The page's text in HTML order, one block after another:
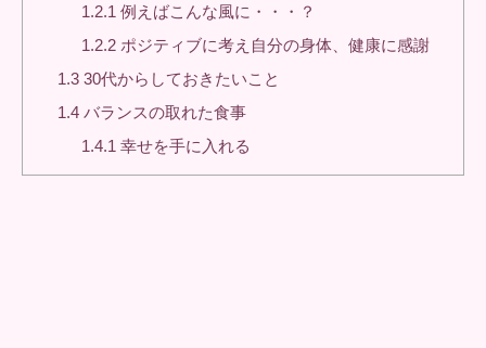
1.2.1 例えばこんな風に・・・？
1.2.2 ポジティブに考え自分の身体、健康に感謝
1.3 30代からしておきたいこと
1.4 バランスの取れた食事
1.4.1 幸せを手に入れる